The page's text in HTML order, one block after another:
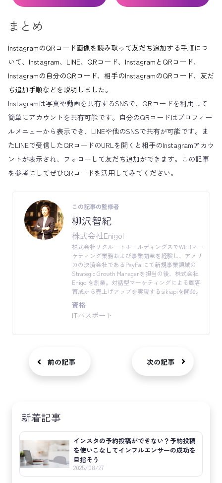
まとめ
InstagramのQRコード画像を読み取って友だち追加する手順につ
いて、Instagram、LINE、QRコード、InstagramとQRコード、
Instagramの自分のQRコード、相手のInstagramのQRコード、友だ
ち追加手順などを説明しました。
Instagramは写真や動画を共有するSNSで、QRコードを利用して
簡単にアカウントを共有可能です。自分のQRコードはプロフィー
ルメニューから表示でき、LINEや他のSNSで共有が可能です。ま
たLINEで受信したQRコードのURLを開くと相手のInstagramアカウ
ントが表示され、フォローして友だち追加ができます。この記事
を参考にしてぜひQRコードを活用してみてください。
この記事の監修者
柳沢智紀
株式会社Enigol
株式会社リクルートホールディングスでWEBマー
ケティング業務および事業開発を経験し、アメリ
カの決済会社であるPayPalにて新規事業領域の
Strategic Growth Managerを担当の後、株式会社
Enigolを創業。対話型マーケティングによる顧客
育成から売上げアップを実現するsikiapiを開発。
資格
ITパスポート
前の記事 次の記事
新着記事
インスタの予約投稿ができない？予約投稿
を使いこなしてインフルエンサーの成功を
目指そう
2025/08/27